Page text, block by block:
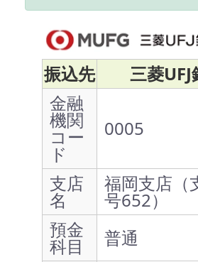
振込先
三菱UFJ
金融
機関
コー
ド
0005
支店
名
福岡支店（
号652）
預金
科目
普通